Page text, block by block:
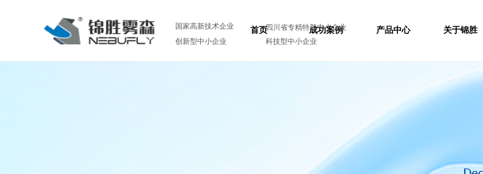
国家高新技术企业
四川省专精特新中小企业
创新型中小企业
科技型中小企业
首页 成功案例 产品中心 关于锦胜